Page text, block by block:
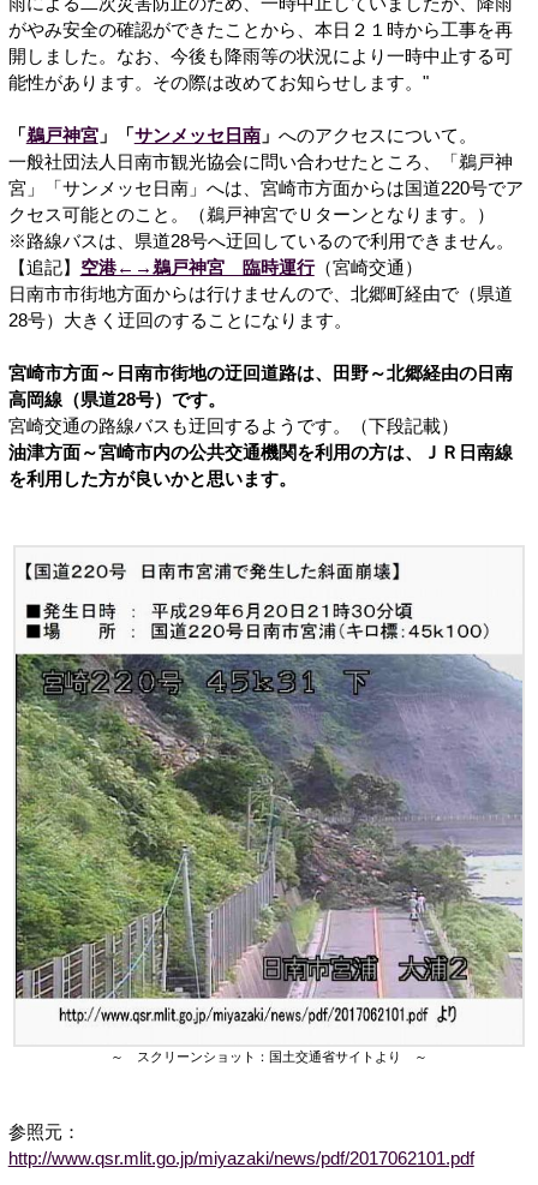
がやみ安全の確認ができたことから、本日２１時から工事を再
開しました。なお、今後も降雨等の状況により一時中止する可
能性があります。その際は改めてお知らせします。"
「鵜戸神宮」「サンメッセ日南」 へのアクセスについて。
一般社団法人日南市観光協会に問い合わせたところ、「鵜戸神
宮」「サンメッセ日南」へは、宮崎市方面からは国道220号でア
クセス可能とのこと。（鵜戸神宮でＵターンとなります。）
※路線バスは、県道28号へ迂回しているので利用できません。
【追記】 空港←→鵜戸神宮 臨時運行（宮崎交通）
日南市市街地方面からは行けませんので、北郷町経由で（県道
28号）大きく迂回のすることになります。
宮崎市方面～日南市街地の迂回道路は、田野～北郷経由の日南
高岡線（県道28号）です。
宮崎交通の路線バスも迂回するようです。（下段記載）
油津方面～宮崎市内の公共交通機関を利用の方は、ＪＲ日南線
を利用した方が良いかと思います。
～ スクリーンショット：国土交通省サイトより ～
参照元：
http://www.qsr.mlit.go.jp/miyazaki/news/pdf/2017062101.pdf